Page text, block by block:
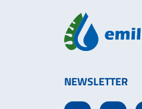
NEWSLETTER